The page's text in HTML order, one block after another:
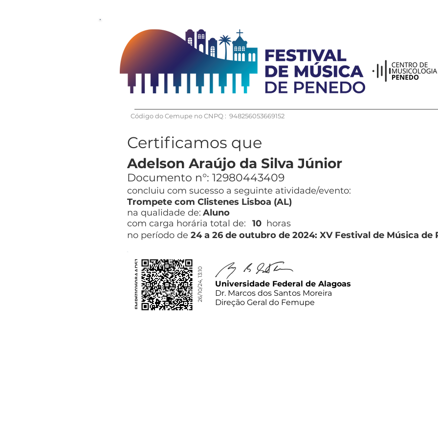
Código do Cemupe no CNPQ : 948256053669152
Certificamos que
Adelson Araújo da Silva Júnior
Documento n°: 12980443409
concluiu com sucesso a seguinte atividade/evento:
Trompete com Clistenes Lisboa (AL)
na qualidade de: Aluno
com carga horária total de:
10 horas
no período de 24 a 26 de outubro de 2024: XV Festival de Música de
FMP61101608AADSJ 26/10/24, 13:10
Universidade Federal de Alagoas
Dr. Marcos dos Santos Moreira
Direção Geral do Femupe